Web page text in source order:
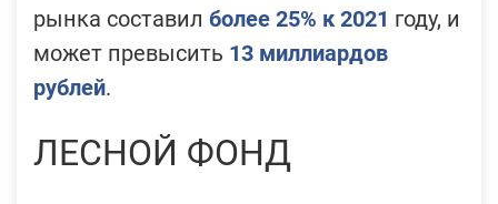
рынка составил более 25% к 2021 году, и
может превысить 13 миллиардов
рублей.
ЛЕСНОЙ ФОНД